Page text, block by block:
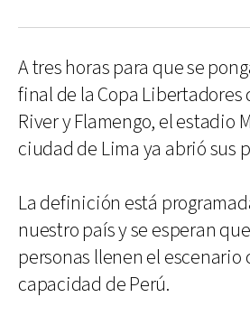
A tres horas para que se
final de la Copa Libertadores
River y Flamengo, el estadio
ciudad de Lima ya abrió sus
La definición está
nuestro país y se esperan
personas llenen el escenario
capacidad de Perú.